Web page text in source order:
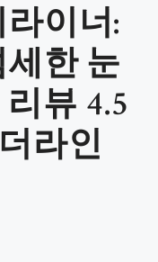
이너:
한 눈
뷰 4.5
라인